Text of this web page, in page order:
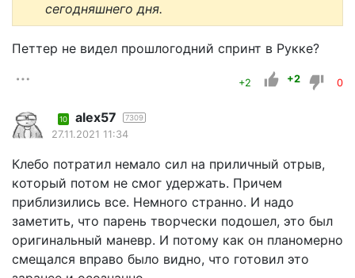
сегодняшнего дня.
Петтер не видел прошлогодний спринт в Рукке?
+2 +2 0
10 alex57 7309
27.11.2021 11:34
Клебо потратил немало сил на приличный отрыв,
который потом не смог удержать. Причем
приблизились все. Немного странно. И надо
заметить, что парень творчески подошел, это был
оригинальный маневр. И потому как он планомерно
смещался вправо было видно, что готовил это